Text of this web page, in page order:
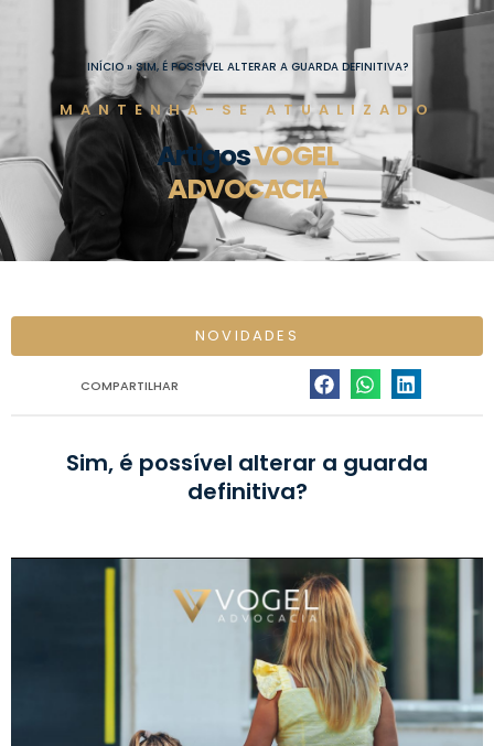
conteúdo
INÍCIO»SIM, É POSSÍVEL ALTERAR A GUARDA DEFINITIVA?
MANTENHA-SE ATUALIZADO
ArtigosVOGEL
ADVOCACIA
NOVIDADES
COMPARTILHAR
Sim, é possível alterar a guarda
definitiva?